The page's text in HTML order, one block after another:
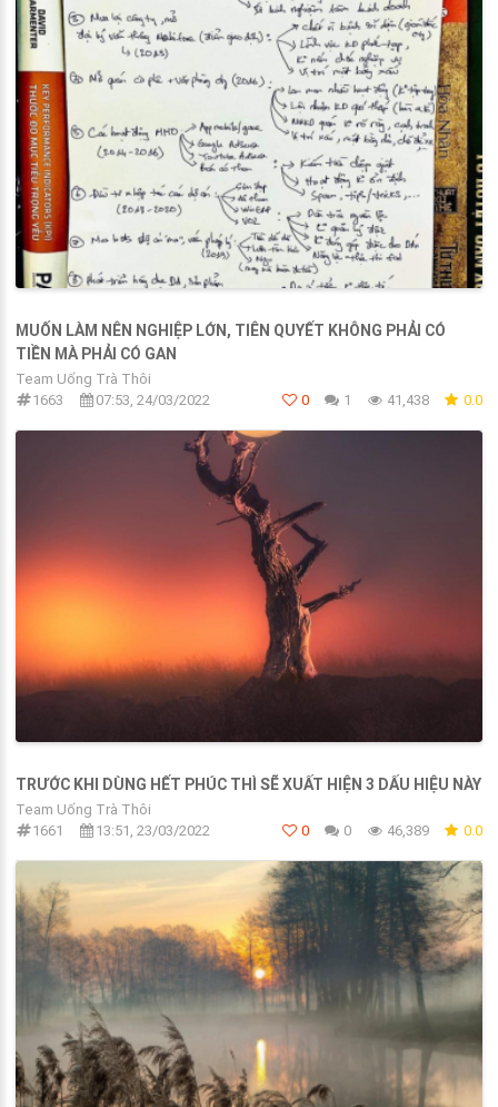
MUỐN LÀM NÊN NGHIỆP LỚN, TIÊN QUYẾT KHÔNG PHẢI CÓ
TIỀN MÀ PHẢI CÓ GAN
Team Uống Trà Thôi
1663
07:53, 24/03/2022 0 1 41,438 0.0
TRƯỚC KHI DÙNG HẾT PHÚC THÌ SẼ XUẤT HIỆN 3 DẤU HIỆU NÀY
Team Uống Trà Thôi
1661
13:51, 23/03/2022 0 0 46,389 0.0